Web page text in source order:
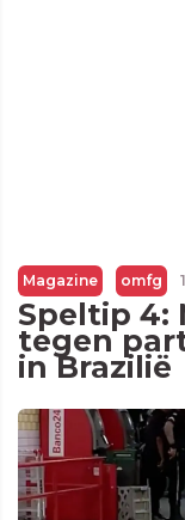
Magazine omfg
Speltip 4:
tegen
in Brazilië